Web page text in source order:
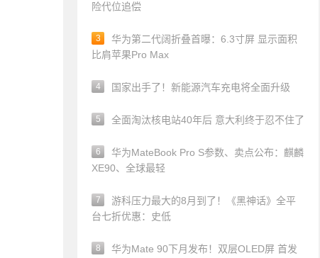
险代位追偿
3
华为第二代阔折叠首曝：6.3寸屏 显示面积
比肩苹果Pro Max
4 国家出手了！新能源汽车充电将全面升级
5 全面淘汰核电站40年后 意大利终于忍不住了
6
华为MateBook Pro S参数、卖点公布：麒麟
XE90、全球最轻
7
游科压力最大的8月到了！《黑神话》全平
台七折优惠：史低
8
华为Mate 90下月发布！双层OLED屏 首发